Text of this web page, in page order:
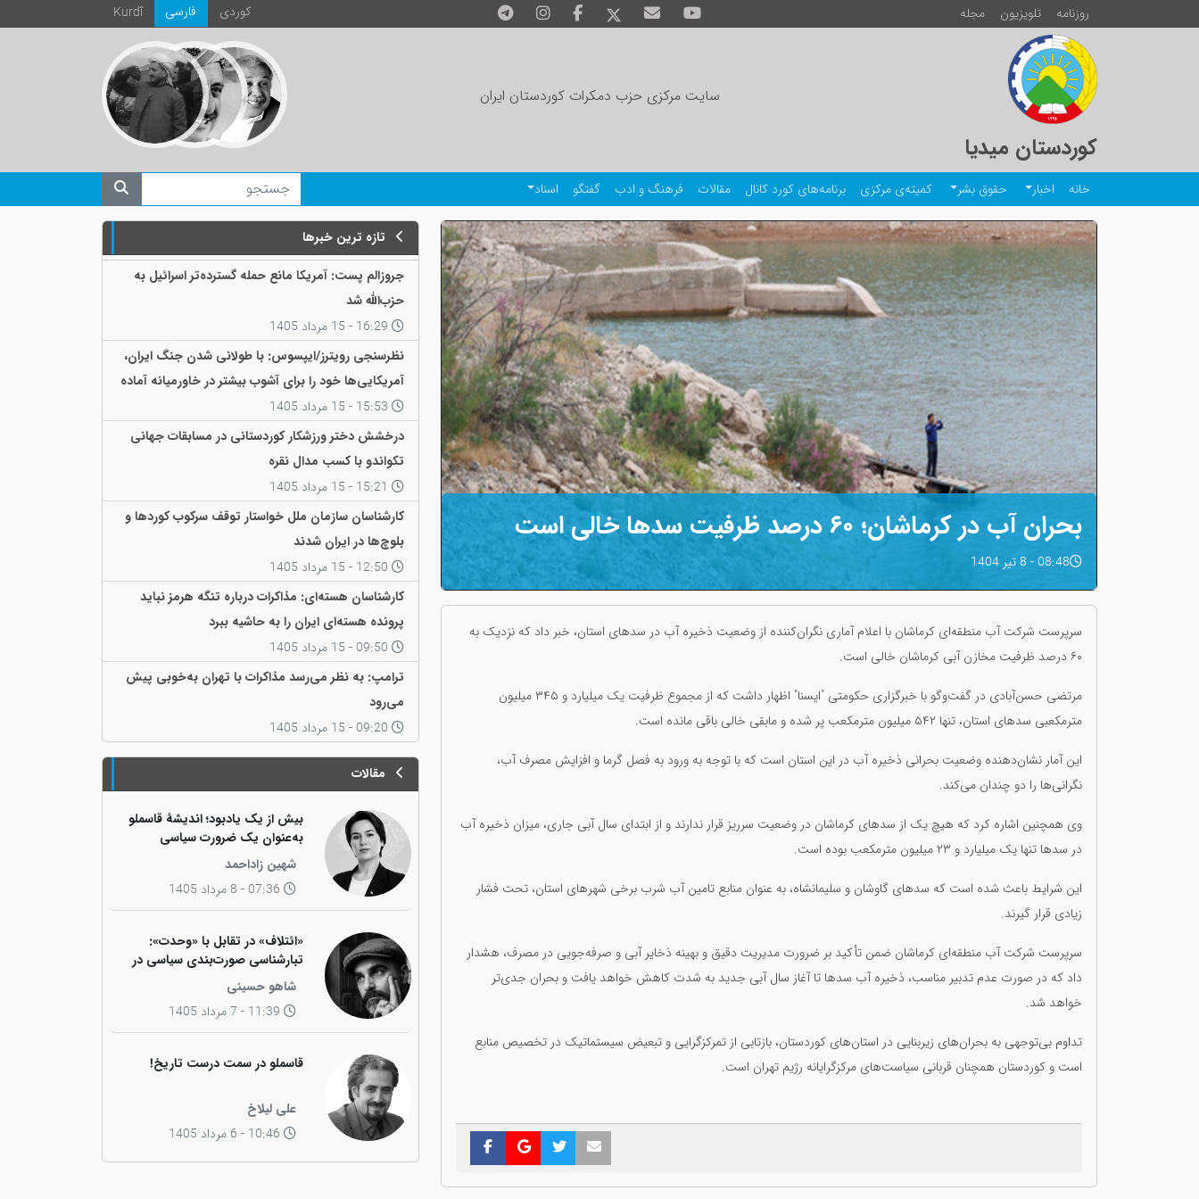
روزنامە تلویزیون مجلە Kurdî فارسی كوردی
کوردستان میدیا
سایت مرکزی حزب دمکرات کوردستان ایران
خانە اخبار حقوق بشر کمیتەی مرکزی برنامەهای کورد کانال مقالات فرهنگ و ادب گفتگو اسناد
بحران آب در کرماشان؛ ۶۰ درصد ظرفیت سدها خالی است
08:48 - 8 تیر 1404
سرپرست شرکت آب منطقه‌ای کرماشان با اعلام آماری نگران‌کننده از وضعیت ذخیره آب در سدهای استان، خبر داد که نزدیک به
۶۰ درصد ظرفیت مخازن آبی کرماشان خالی است.
مرتضی حسن‌آبادی در گفت‌وگو با خبرگزاری حکومتی "ایسنا" اظهار داشت که از مجموع ظرفیت یک میلیارد و ۳۴۵ میلیون
مترمکعبی سدهای استان، تنها ۵۴۲ میلیون مترمکعب پر شده و مابقی خالی باقی مانده است.
این آمار نشان‌دهنده وضعیت بحرانی ذخیره آب در این استان است که با توجه به ورود به فصل گرما و افزایش مصرف آب،
نگرانی‌ها را دو چندان می‌کند.
وی همچنین اشاره کرد که هیچ یک از سدهای کرماشان در وضعیت سرریز قرار ندارند و از ابتدای سال آبی جاری، میزان ذخیره آب
در سدها تنها یک میلیارد و ۲۳ میلیون مترمکعب بوده است.
این شرایط باعث شده است که سدهای گاوشان و سلیمانشاه، به عنوان منابع تامین آب شرب برخی شهرهای استان، تحت فشار
زیادی قرار گیرند.
سرپرست شرکت آب منطقه‌ای کرماشان ضمن تأکید بر ضرورت مدیریت دقیق و بهینه ذخایر آبی و صرفه‌جویی در مصرف، هشدار
داد که در صورت عدم تدبیر مناسب، ذخیره آب سدها تا آغاز سال آبی جدید به شدت کاهش خواهد یافت و بحران جدی‌تر
خواهد شد.
تداوم بی‌توجهی به بحران‌های زیربنایی در استان‌های کوردستان، بازتابی از تمرکزگرایی و تبعیض سیستماتیک در تخصیص منابع
است و کوردستان همچنان قربانی سیاست‌های مرکزگرایانه رژیم تهران است.
تازه ترین خبرها
جروزالم پست: آمریکا مانع حمله گسترده‌تر اسرائیل به
حزب‌الله شد
نظرسنجی رویترز/ایپسوس: با طولانی شدن جنگ ایران،
آمریکایی‌ها خود را برای آشوب بیشتر در خاورمیانه آماده
می‌کنند
درخشش دختر ورزشکار کوردستانی در مسابقات جهانی
تکواندو با کسب مدال نقره
کارشناسان سازمان ملل خواستار توقف سرکوب کوردها و
بلوچ‌ها در ایران شدند
کارشناسان هسته‌ای: مذاکرات درباره تنگه هرمز نباید
پرونده هسته‌ای ایران را به حاشیه ببرد
ترامپ: به نظر می‌رسد مذاکرات با تهران به‌خوبی پیش
می‌رود
مقالات
بیش از یک یادبود؛ اندیشهٔ قاسملو
به‌عنوان یک ضرورت سیاسی
شهین زاداحمد
07:36 - 8 مرداد 1405
«ائتلاف» در تقابل با «وحدت»:
تبارشناسی صورت‌بندی سیاسی در
جامعه کوردی
شاهو حسینی
11:39 - 7 مرداد 1405
قاسملو در سمت درست تاریخ!
علی لیلاخ
10:46 - 6 مرداد 1405